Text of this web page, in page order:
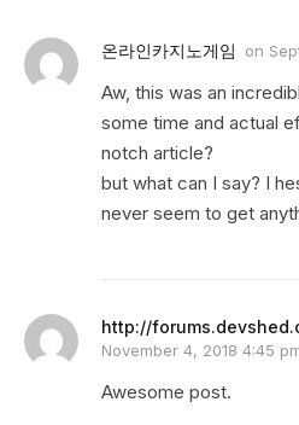
온라인카지노게임 on
Aw, this was an
some time and actual
notch article?
but what can I say? I
never seem to get
http://
November 4, 2018 4:45
Awesome post.